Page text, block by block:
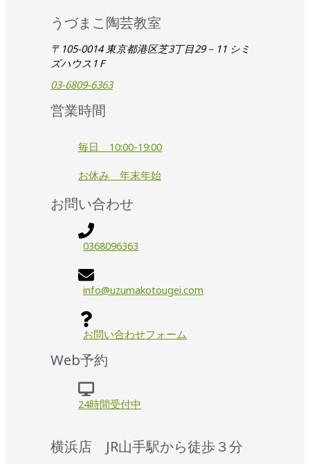
うづまこ陶芸教室
〒105-0014 東京都港区芝3丁目29－11 シミ
ズハウス1Ｆ
03-6809-6363
営業時間
毎日 10:00-19:00
お休み 年末年始
お問い合わせ
0368096363
info@uzumakotougei.com
お問い合わせフォーム
Web予約
24時間受付中
横浜店 JR山手駅から徒歩３分